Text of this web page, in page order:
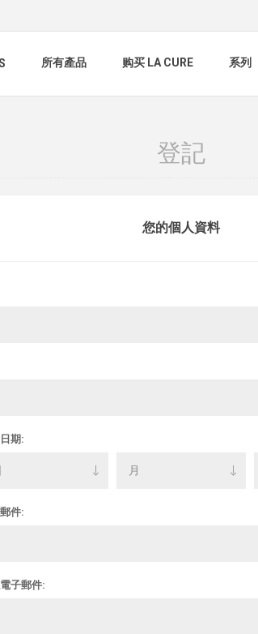
所有產品 购买 LA CURE 系列
登記
您的個人資料
期:
件:
子郵件: